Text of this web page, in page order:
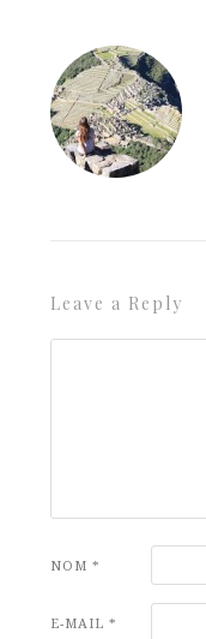
Leave a Reply
NOM *
E-MAIL *